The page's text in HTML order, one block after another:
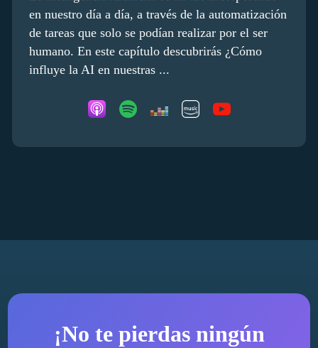
en nuestro día a día, a través de la automatización
de tareas que solo se podían realizar por el ser
humano. En este capítulo descubrirás ¿Cómo
influye la AI en nuestras ...
¡No te pierdas ningún